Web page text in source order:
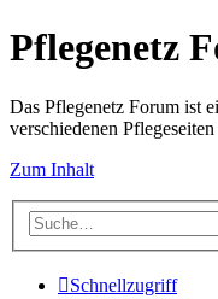
Pflegenetz
Das Pflegenetz Forum ist
verschiedenen
Zum Inhalt
Schnellzugriff